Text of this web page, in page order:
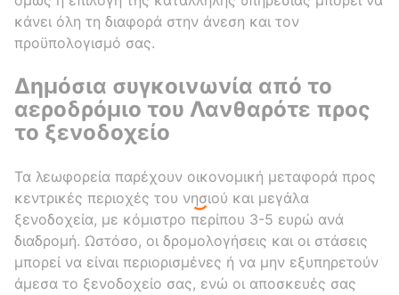
κάνει όλη τη διαφορά στην άνεση και τον
προϋπολογισμό σας.
Δημόσια συγκοινωνία από το
αεροδρόμιο του Λανθαρότε προς
το ξενοδοχείο
Τα λεωφορεία παρέχουν οικονομική μεταφορά προς
κεντρικές περιοχές του νησιού και μεγάλα
ξενοδοχεία, με κόμιστρο περίπου 3-5 ευρώ ανά
διαδρομή. Ωστόσο, οι δρομολογήσεις και οι στάσεις
μπορεί να είναι περιορισμένες ή να μην εξυπηρετούν
άμεσα το ξενοδοχείο σας, ενώ οι αποσκευές σας